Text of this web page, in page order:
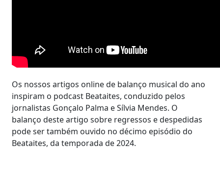
Os nossos artigos online de balanço musical do ano
inspiram o podcast Beataites, conduzido pelos
jornalistas Gonçalo Palma e Sílvia Mendes. O
balanço deste artigo sobre regressos e despedidas
pode ser também ouvido no décimo episódio do
Beataites, da temporada de 2024.